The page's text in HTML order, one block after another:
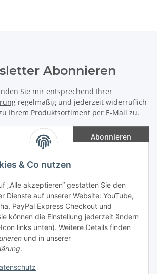
& Co nutzen
„Alle akzeptieren“ gestatten Sie den
Dienste auf unserer Website: YouTube,
PayPal Express Checkout und
können die Einstellung jederzeit ändern
links unten). Weitere Details finden
und in unserer
.
Abonnieren
Sie mir entsprechend Ihrer
regelmäßig und jederzeit widerruflich
Ihrem Produktsortiment per E-Mail zu.
Abonnieren
Vertrag widerrufen